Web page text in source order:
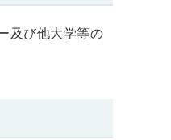
及び他大学等の